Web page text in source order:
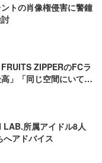
トの肖像権侵害に警鐘
ZIPPERのFCラ
」「同じ空間にいてび
LAB.所属アイドル8人
へアドバイス